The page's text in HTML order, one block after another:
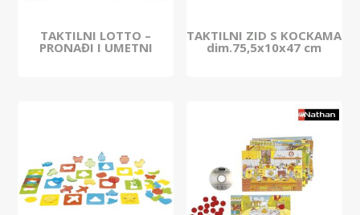
TAKTILNI LOTTO –
PRONAĐI I UMETNI
TAKTILNI ZID S KOCKAMA
dim.75,5x10x47 cm